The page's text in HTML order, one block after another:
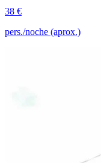
38 €
pers./noche (aprox.)